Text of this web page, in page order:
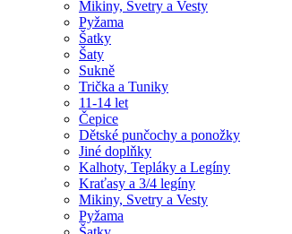
Mikiny, Svetry a Vesty
Pyžama
Šatky
Šaty
Sukně
Trička a Tuniky
11-14 let
Čepice
Dětské punčochy a ponožky
Jiné doplňky
Kalhoty, Tepláky a Legíny
Kraťasy a 3/4 legíny
Mikiny, Svetry a Vesty
Pyžama